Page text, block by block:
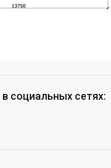
в социальных сетях: